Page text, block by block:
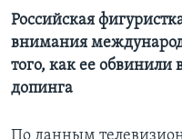
Российская
внимания
того, как ее
допинга